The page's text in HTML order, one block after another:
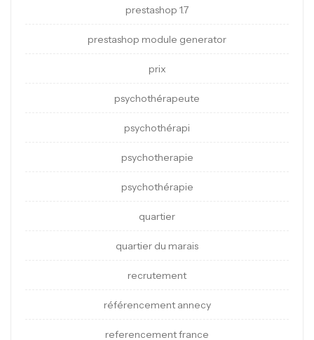
prestashop 1.7
prestashop module generator
prix
psychothérapeute
psychothérapi
psychotherapie
psychothérapie
quartier
quartier du marais
recrutement
référencement annecy
referencement france